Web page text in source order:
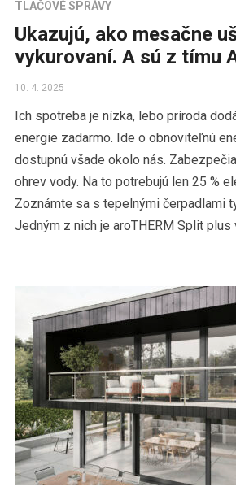
TLAČOVÉ SPRÁVY
Ukazujú, ako mesačne
vykurovaní. A sú z tímu
10. 4. 2025
Ich spotreba je nízka, lebo príroda
energie zadarmo. Ide o obnoviteľnú
dostupnú všade okolo nás.
ohrev vody. Na to potrebujú len 25 %
Zoznámte sa s tepelnými čerpadlami
Jedným z nich je aroTHERM Split plus